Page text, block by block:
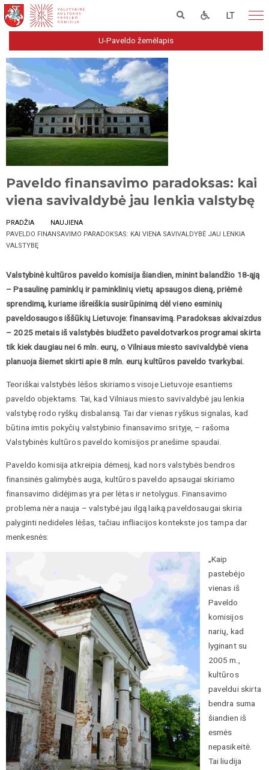
LT
U-Paveldo žemėlapis
Paveldo finansavimo paradoksas: kai
viena savivaldybė jau lenkia valstybę
PRADŽIA
NAUJIENA
PAVELDO FINANSAVIMO PARADOKSAS: KAI VIENA SAVIVALDYBĖ JAU LENKIA
VALSTYBĘ
Valstybinė kultūros paveldo komisija šiandien, minint balandžio 18-ąją
– Pasaulinę paminklų ir paminklinių vietų apsaugos dieną, priėmė
sprendimą, kuriame išreiškia susirūpinimą dėl vieno esminių
paveldosaugos iššūkių Lietuvoje: finansavimą. Paradoksas akivaizdus
– 2025 metais iš valstybės biudžeto paveldotvarkos programai skirta
tik kiek daugiau nei 6 mln. eurų, o Vilniaus miesto savivaldybė viena
planuoja šiemet skirti apie 8 mln. eurų kultūros paveldo tvarkybai.
Teoriškai valstybės lėšos skiriamos visoje Lietuvoje esantiems
paveldo objektams. Tai, kad Vilniaus miesto savivaldybė jau lenkia
valstybę rodo ryškų disbalansą. Tai dar vienas ryškus signalas, kad
būtina imtis pokyčių valstybinio finansavimo srityje, – rašoma
Valstybinės kultūros paveldo komisijos pranešime spaudai.
Paveldo komisija atkreipia dėmesį, kad nors valstybės bendros
finansinės galimybės auga, kultūros paveldo apsaugai skiriamo
finansavimo didėjimas yra per lėtas ir netolygus. Finansavimo
problema nėra nauja – valstybė jau ilgą laiką paveldosaugai skiria
palyginti nedideles lėšas, tačiau infliacijos kontekste jos tampa dar
menkesnės:
„Kaip
pastebėjo
vienas iš
Paveldo
komisijos
narių, kad
lyginant su
2005 m.,
kultūros
paveldui skirta
bendra suma
šiandien iš
esmės
nepasikeitė.
Tai liudija